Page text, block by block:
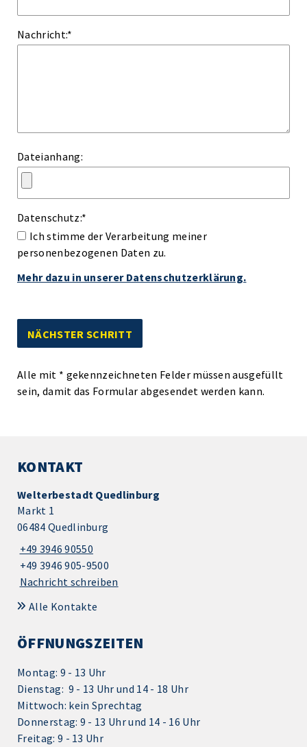
Nachricht:*
Dateianhang:
Datenschutz:*
Ich stimme der Verarbeitung meiner
personenbezogenen Daten zu.
Mehr dazu in unserer Datenschutzerklärung.
Alle mit * gekennzeichneten Felder müssen ausgefüllt
sein, damit das Formular abgesendet werden kann.
KONTAKT
Welterbestadt Quedlinburg
Markt 1
06484 Quedlinburg
+49 3946 90550
+49 3946 905-9500
Nachricht schreiben
Alle Kontakte
ÖFFNUNGSZEITEN
Montag: 9 - 13 Uhr
Dienstag: 9 - 13 Uhr und 14 - 18 Uhr
Mittwoch: kein Sprechtag
Donnerstag: 9 - 13 Uhr und 14 - 16 Uhr
Freitag: 9 - 13 Uhr